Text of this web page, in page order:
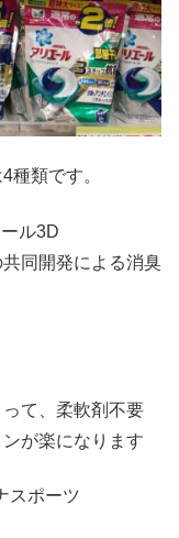
種類です。
ル3D
同開発による消臭
って、柔軟剤不要
が楽になります
スポーツ